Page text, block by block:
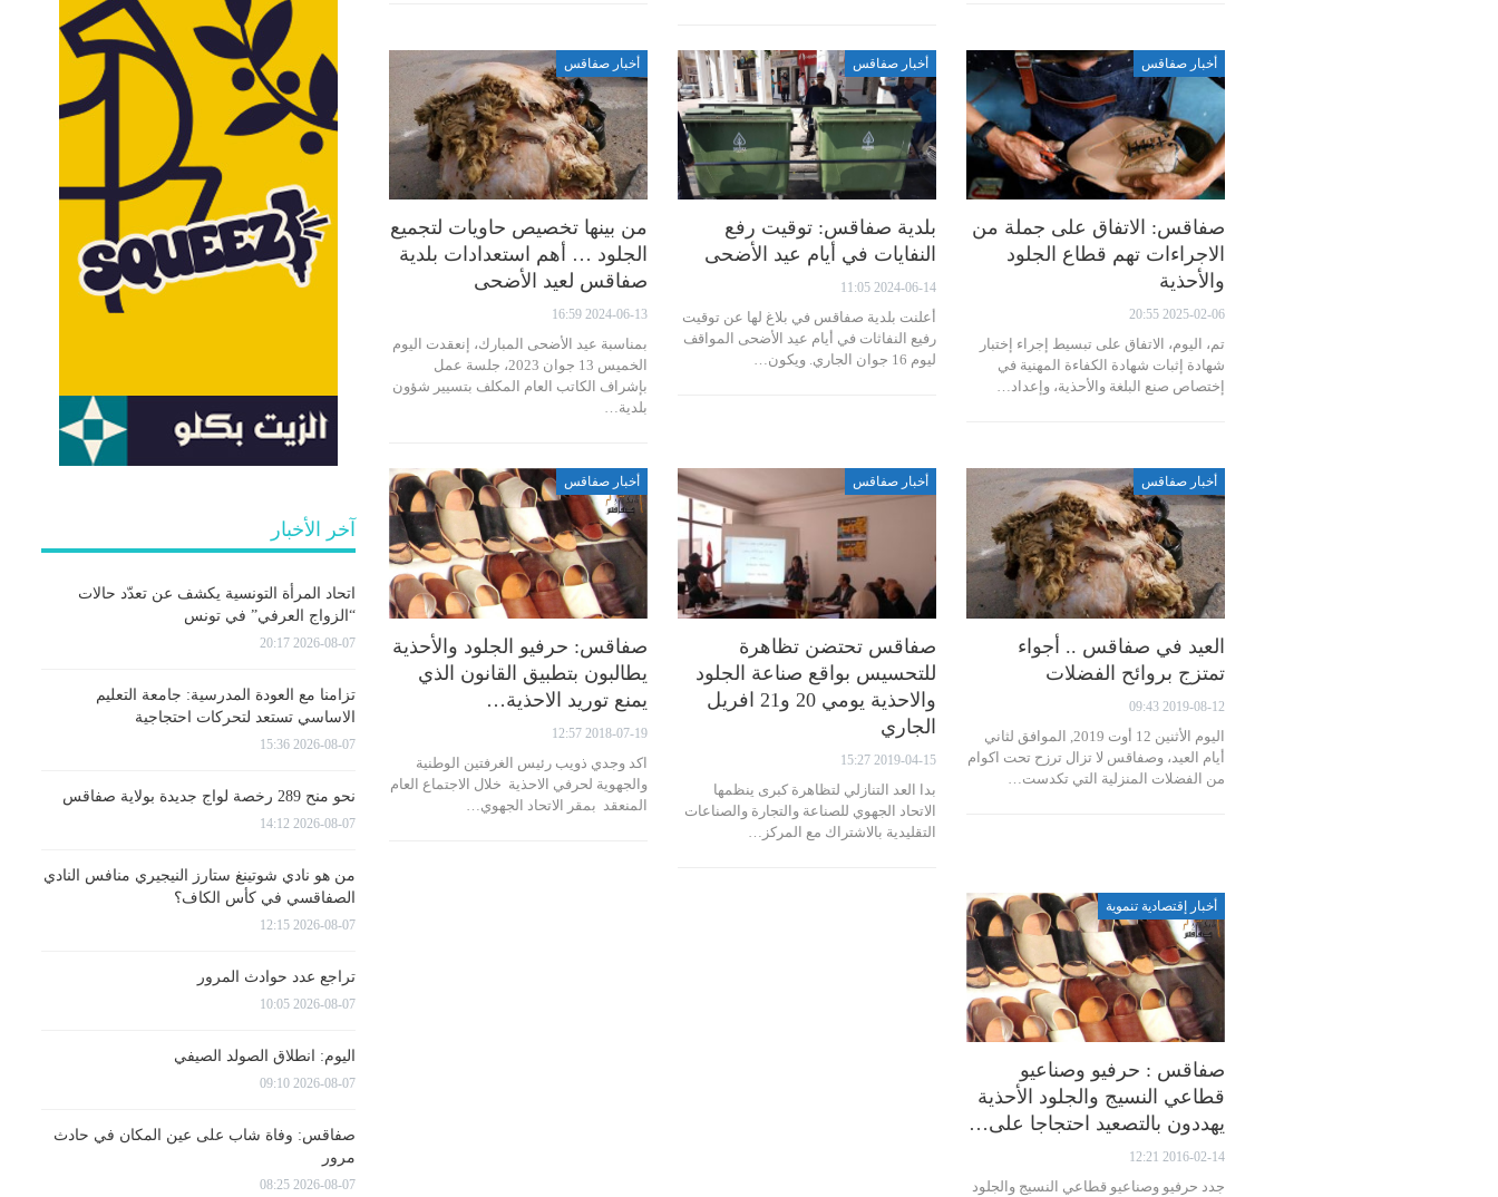
أخبار صفاقس
صفاقس: الاتفاق على جملة من
الاجراءات تهم قطاع الجلود
والأحذية
2025-02-06 20:55
تم، اليوم، الاتفاق على تبسيط إجراء إختبار
شهادة إثبات شهادة الكفاءة المهنية في
إختصاص صنع البلغة والأحذية، وإعداد…
أخبار صفاقس
بلدية صفاقس: توقيت رفع
النفايات في أيام عيد الأضحى
2024-06-14 11:05
أعلنت بلدية صفاقس في بلاغ لها عن توقيت
رفيع النفاثات في أيام عيد الأضحى المواقف
ليوم 16 جوان الجاري. ويكون…
أخبار صفاقس
من بينها تخصيص حاويات لتجميع
الجلود … أهم استعدادات بلدية
صفاقس لعيد الأضحى
2024-06-13 16:59
بمناسبة عيد الأضحى المبارك، إنعقدت اليوم
الخميس 13 جوان 2023، جلسة عمل
بإشراف الكاتب العام المكلف بتسيير شؤون
بلدية…
أخبار صفاقس
العيد في صفاقس .. أجواء
تمتزج بروائح الفضلات
2019-08-12 09:43
اليوم الأثنين 12 أوت 2019, الموافق لثاني
أيام العيد، وصفاقس لا تزال ترزح تحت اكوام
من الفضلات المنزلية التي تكدست…
أخبار صفاقس
صفاقس تحتضن تظاهرة
للتحسيس بواقع صناعة الجلود
والاحذية يومي 20 و21 افريل
الجاري
2019-04-15 15:27
بدا العد التنازلي لتظاهرة كبرى ينظمها
الاتحاد الجهوي للصناعة والتجارة والصناعات
التقليدية بالاشتراك مع المركز…
أخبار صفاقس
صفاقس: حرفيو الجلود والأحذية
يطالبون بتطبيق القانون الذي
يمنع توريد الاحذية…
2018-07-19 12:57
اكد وجدي ذويب رئيس الغرفتين الوطنية
والجهوية لحرفي الاحذية خلال الاجتماع العام
المنعقد بمقر الاتحاد الجهوي…
أخبار إقتصادية تنموية
صفاقس : حرفيو وصناعيو
قطاعي النسيج والجلود الأحذية
يهددون بالتصعيد احتجاجا على…
2016-02-14 12:21
جدد حرفيو وصناعيو قطاعي النسيج والجلود
آخر الأخبار
اتحاد المرأة التونسية يكشف عن تعدّد حالات
“الزواج العرفي” في تونس
2026-08-07 20:17
تزامنا مع العودة المدرسية: جامعة التعليم
الاساسي تستعد لتحركات احتجاجية
2026-08-07 15:36
نحو منح 289 رخصة لواج جديدة بولاية صفاقس
2026-08-07 14:12
من هو نادي شوتينغ ستارز النيجيري منافس النادي
الصفاقسي في كأس الكاف؟
2026-08-07 12:15
تراجع عدد حوادث المرور
2026-08-07 10:05
اليوم: انطلاق الصولد الصيفي
2026-08-07 09:10
صفاقس: وفاة شاب على عين المكان في حادث
مرور
2026-08-07 08:25